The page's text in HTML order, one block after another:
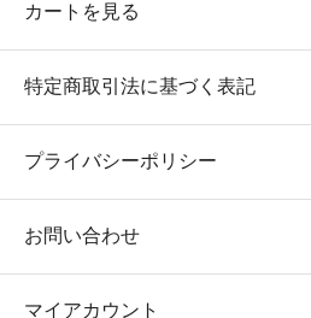
カートを見る
特定商取引法に基づく表記
プライバシーポリシー
お問い合わせ
マイアカウント